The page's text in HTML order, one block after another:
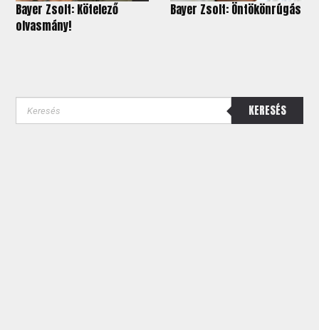
Bayer Zsolt: Kötelező
olvasmány!
Bayer Zsolt: Öntökönrúgás
KERESÉS